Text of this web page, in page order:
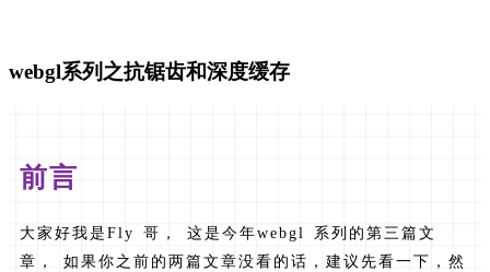
webgl系列之抗锯齿和深度缓存
前言
大家好我是Fly 哥， 这是今年webgl 系列的第三篇文
章， 如果你之前的两篇文章没看的话，建议先看一下，然